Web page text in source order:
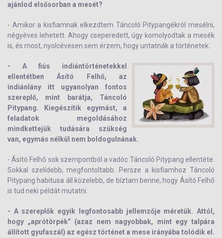
ajánlod elsősorban a mesét?
- Amikor a kisfiamnak elkezdtem Táncoló Pitypangékról mesélni,
négyéves lehetett. Ahogy cseperedett, úgy komolyodtak a mesék
is, és most, nyolcévesen sem érzem, hogy untatnák a történetek.
- A fiús indiántörténetekkel
ellentétben Ásító Felhő, az
indiánlány itt ugyanolyan fontos
szereplő, mint barátja, Táncoló
Pitypang. Kiegészítik egymást, a
feladatok megoldásához
mindkettejük tudására szükség
van, egymás nélkül nem boldogulnának.
- Ásító Felhő sok szempontból a vadóc Táncoló Pitypang ellentéte.
Sokkal szelídebb, megfontoltabb. Persze a kisfiamhoz Táncoló
Pitypang habitusa áll közelebb, de bíztam benne, hogy Ásító Felhő
is tud neki példát mutatni.
- A szereplők egyik legfontosabb jellemzője méretük. Attól,
hogy „aprótörpék” (azaz nem nagyobbak, mint egy talpára
állított gyufaszál) az egész történet a mese irányába tolódik el.